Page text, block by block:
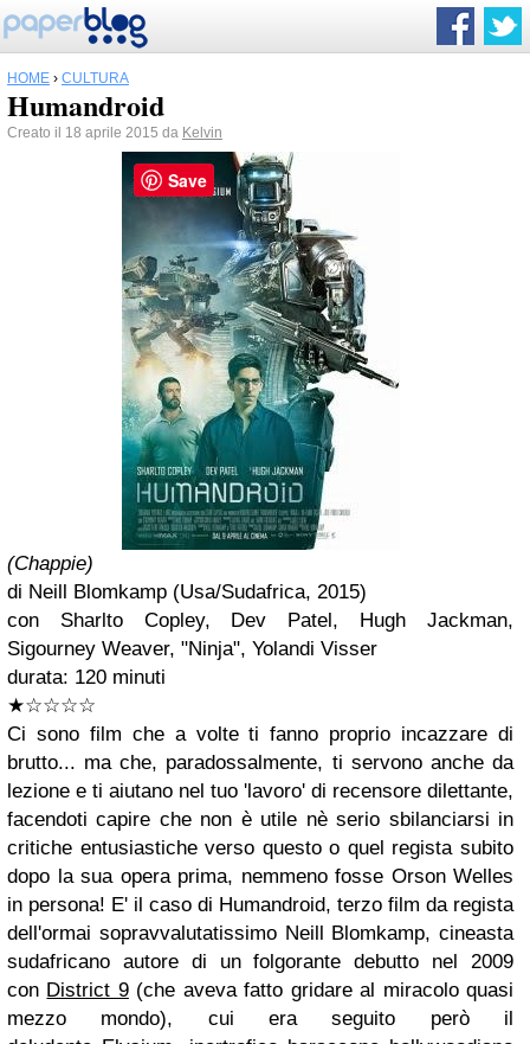
HOME › CULTURA
Humandroid
Creato il 18 aprile 2015 da Kelvin
(Chappie)
di Neill Blomkamp (Usa/Sudafrica, 2015)
con Sharlto Copley, Dev Patel, Hugh Jackman,
Sigourney Weaver, "Ninja", Yolandi Visser
durata: 120 minuti
★☆☆☆☆
Ci sono film che a volte ti fanno proprio incazzare di
brutto... ma che, paradossalmente, ti servono anche da
lezione e ti aiutano nel tuo 'lavoro' di recensore dilettante,
facendoti capire che non è utile nè serio sbilanciarsi in
critiche entusiastiche verso questo o quel regista subito
dopo la sua opera prima, nemmeno fosse Orson Welles
in persona! E' il caso di Humandroid, terzo film da regista
dell'ormai sopravvalutatissimo Neill Blomkamp, cineasta
sudafricano autore di un folgorante debutto nel 2009
con District 9(che aveva fatto gridare al miracolo quasi
mezzo mondo), cui era seguito però il
Save